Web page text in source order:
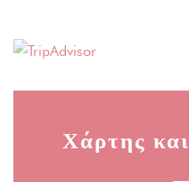
Χάρτης